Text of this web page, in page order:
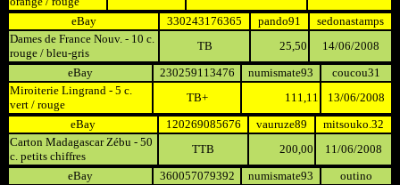
eBay
330243176365 pando91
sedonastamps
Dames de France Nouv. - 10 c.
rouge / bleu-gris
TB 25,50
14/06/2008
eBay
230259113476 numismate93
coucou31
Miroiterie Lingrand - 5 c.
vert / rouge
TB+ 111,11
13/06/2008
eBay
120269085676 vauruze89
mitsouko.32
Carton Madagascar Zébu - 50
c. petits chiffres
TTB 200,00
11/06/2008
eBay
360057079392 numismate93
outino